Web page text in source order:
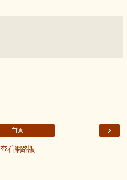
›
首頁
查看網路版